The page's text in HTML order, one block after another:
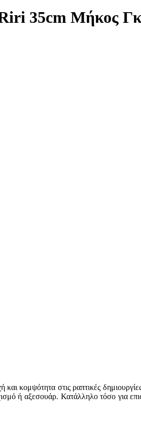
35cm Μήκος
κομψότητα στις ραπτικές
ή αξεσουάρ. Κατάλληλο τόσο για